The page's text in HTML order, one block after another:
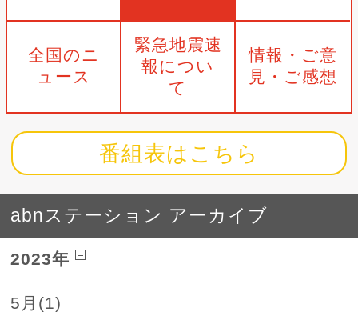
全国のニ
ュース
緊急地震速
報につい
て
情報・ご意
見・ご感想
番組表はこちら
abnステーション アーカイブ
2023年
5月(1)